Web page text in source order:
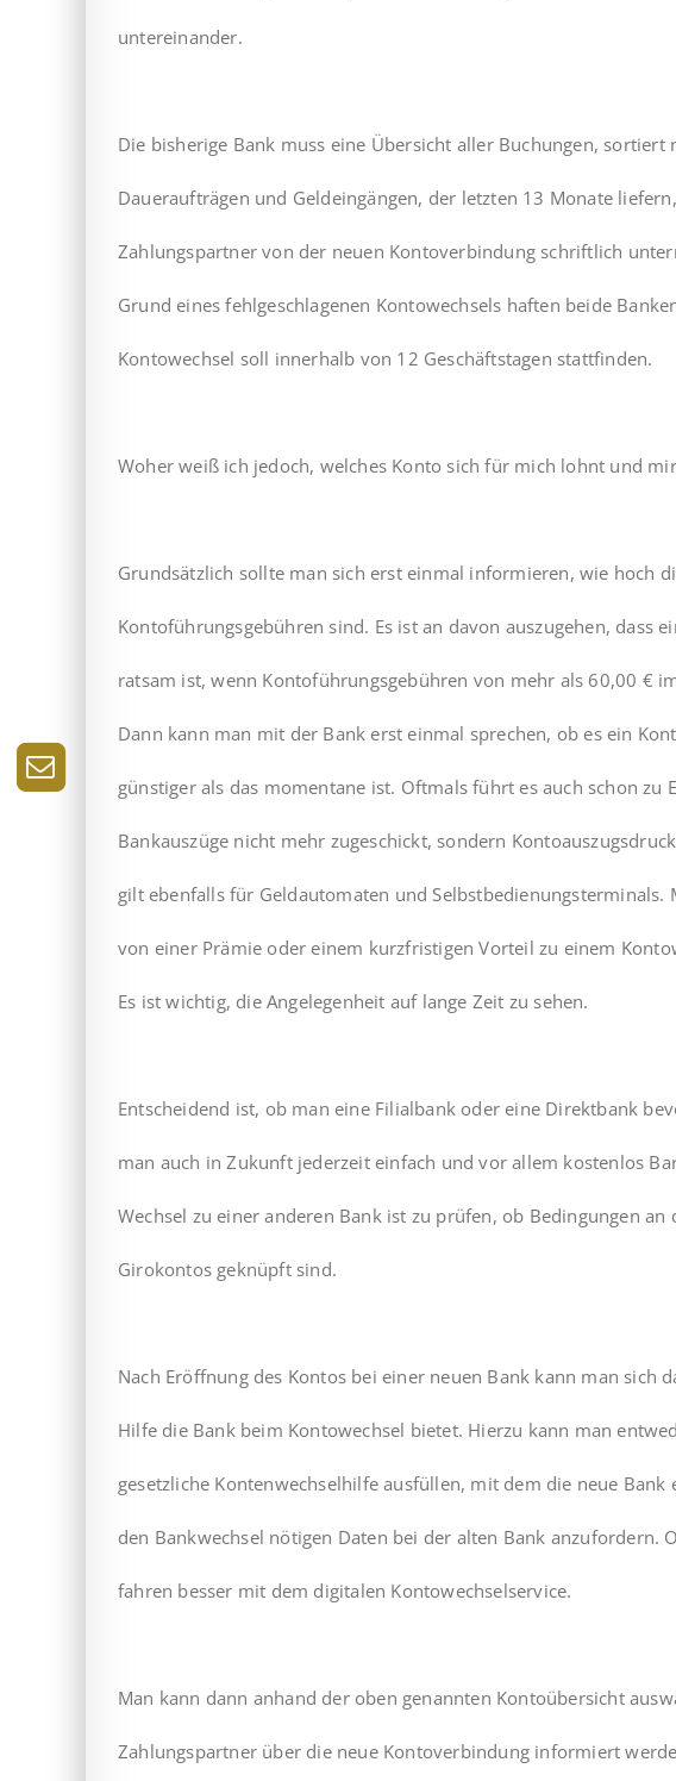
untereinander.
Die bisherige Bank muss eine Übersicht aller Buchungen, sortiert
Daueraufträgen und Geldeingängen, der letzten 13 Monate
Zahlungspartner von der neuen Kontoverbindung schriftlich
Grund eines fehlgeschlagenen Kontowechsels haften beide
Kontowechsel soll innerhalb von 12 Geschäftstagen stattfinden.
Woher weiß ich jedoch, welches Konto sich für mich lohnt und
Grundsätzlich sollte man sich erst einmal informieren, wie hoch
Kontoführungsgebühren sind. Es ist an davon auszugehen, dass
ratsam ist, wenn Kontoführungsgebühren von mehr als 60,00 €
Dann kann man mit der Bank erst einmal sprechen, ob es ein
günstiger als das momentane ist. Oftmals führt es auch schon zu
Bankauszüge nicht mehr zugeschickt, sondern
gilt ebenfalls für Geldautomaten und Selbstbedienungsterminals.
von einer Prämie oder einem kurzfristigen Vorteil zu einem
Es ist wichtig, die Angelegenheit auf lange Zeit zu sehen.
Entscheidend ist, ob man eine Filialbank oder eine Direktbank
man auch in Zukunft jederzeit einfach und vor allem kostenlos
Wechsel zu einer anderen Bank ist zu prüfen, ob Bedingungen an
Girokontos geknüpft sind.
Nach Eröffnung des Kontos bei einer neuen Bank kann man sich
Hilfe die Bank beim Kontowechsel bietet. Hierzu kann man
gesetzliche Kontenwechselhilfe ausfüllen, mit dem die neue
den Bankwechsel nötigen Daten bei der alten Bank anzufordern.
fahren besser mit dem digitalen Kontowechselservice.
Man kann dann anhand der oben genannten Kontoübersicht
Zahlungspartner über die neue Kontoverbindung informiert